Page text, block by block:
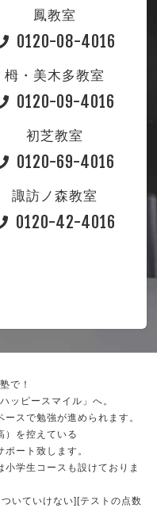
鳳教室
0120-08-4016
栂・美木多教室
0120-09-4016
初芝教室
0120-69-4016
諏訪ノ森教室
0120-42-4016
で！
ッピースマイル」へ。
スで勉強が進められます。
）を控えている
ート致します。
学生コースも設けておりま
いていけない][テストの点数